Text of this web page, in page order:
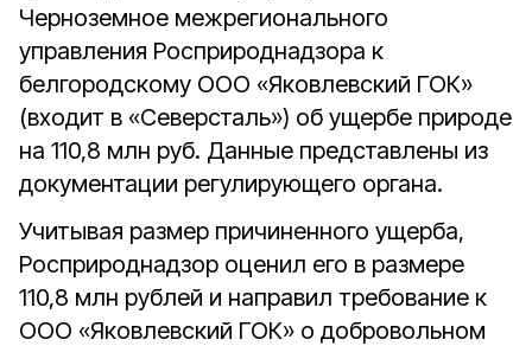
Черноземное межрегионального
управления Росприроднадзора к
белгородскому ООО «Яковлевский ГОК»
(входит в «Северсталь») об ущербе природе
на 110,8 млн руб. Данные представлены из
документации регулирующего органа.
Учитывая размер причиненного ущерба,
Росприроднадзор оценил его в размере
110,8 млн рублей и направил требование к
ООО «Яковлевский ГОК» о добровольном